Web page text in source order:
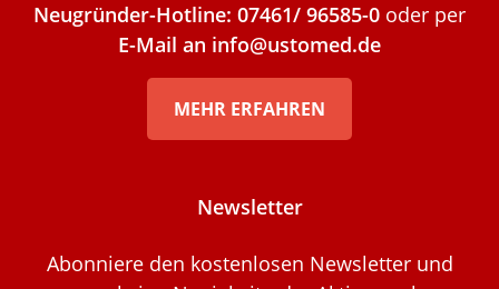
Neugründer-Hotline: 07461/ 96585-0 oder per
E-Mail an info@ustomed.de
MEHR ERFAHREN
Newsletter
Abonniere den kostenlosen Newsletter und